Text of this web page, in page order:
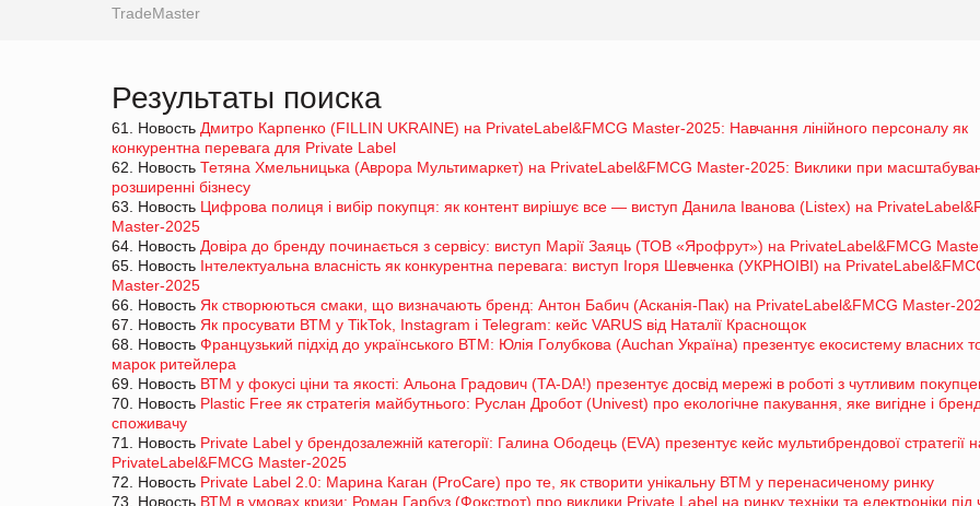
TradeMaster
Результаты поиска
61. Новость Дмитро Карпенко (FILLIN UKRAINE) на PrivateLabel&FMCG Master-2025: Навчання лінійного персоналу як
конкурентна перевага для Private Label
62. Новость Тетяна Хмельницька (Аврора Мультимаркет) на PrivateLabel&FMCG Master-2025: Виклики при
розширенні бізнесу
63. Новость Цифрова полиця і вибір покупця: як контент вирішує все — виступ Данила Іванова (Listex) на
Master-2025
64. Новость Довіра до бренду починається з сервісу: виступ Марії Заяць (ТОВ «Ярофрут») на PrivateLabel&FMCG
65. Новость Інтелектуальна власність як конкурентна перевага: виступ Ігоря Шевченка (УКРНОІВІ) на
Master-2025
66. Новость Як створюються смаки, що визначають бренд: Антон Бабич (Асканія-Пак) на PrivateLabel&FMCG Master-
67. Новость Як просувати ВТМ у TikTok, Instagram і Telegram: кейс VARUS від Наталії Краснощок
68. Новость Французький підхід до українського ВТМ: Юлія Голубкова (Auchan Україна) презентує екосистему власних
марок ритейлера
69. Новость ВТМ у фокусі ціни та якості: Альона Градович (TA-DA!) презентує досвід мережі в роботі з чутливим
70. Новость Plastic Free як стратегія майбутнього: Руслан Дробот (Univest) про екологічне пакування, яке вигідне і
споживачу
71. Новость Private Label у брендозалежній категорії: Галина Ободець (EVA) презентує кейс мультибрендової стратегії
PrivateLabel&FMCG Master-2025
72. Новость Private Label 2.0: Марина Каган (ProCare) про те, як створити унікальну ВТМ у перенасиченому ринку
73. Новость ВТМ в умовах кризи: Роман Гарбуз (Фокстрот) про виклики Private Label на ринку техніки та електроніки під